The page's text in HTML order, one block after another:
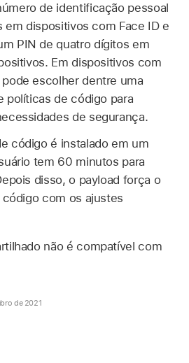
de identificação pessoal
em dispositivos com Face IDe
PIN de quatro dígitos em
Em dispositivos com
escolher dentre uma
políticas de código para
de segurança.
código é instalado em um
tem 60 minutos para
disso, o payload força o
com os ajustes
não é compatível com
de 2021